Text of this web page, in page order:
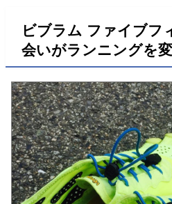
ビブラム ファイブフ
会いがランニングを